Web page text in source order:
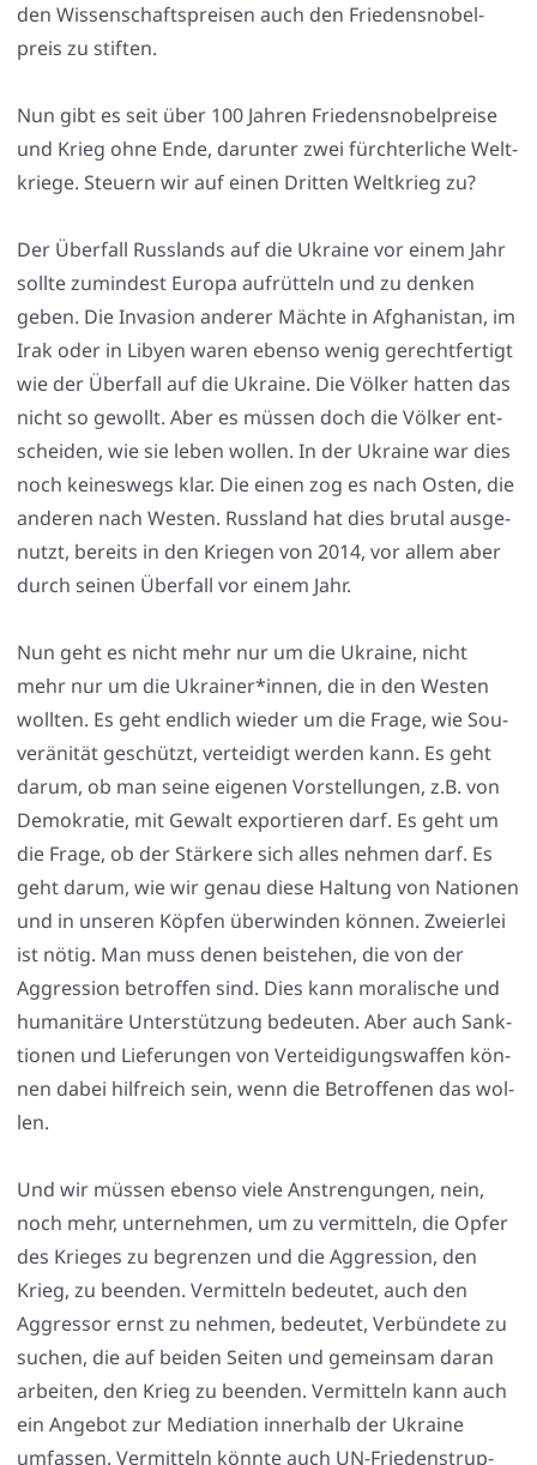
den Wis­sen­schafts­prei­sen auch den Frie­dens­no­bel­
preis zu stif­ten.
Nun gibt es seit über 100 Jah­ren Frie­dens­no­bel­prei­se
und Krieg ohne Ende, dar­un­ter zwei fürch­ter­li­che Welt­
krie­ge. Steu­ern wir auf einen Drit­ten Welt­krieg zu?
Der Über­fall Russ­lands auf die Ukrai­ne vor einem Jahr
soll­te zumin­dest Euro­pa auf­rüt­teln und zu den­ken
geben. Die Inva­si­on ande­rer Mäch­te in Afgha­ni­stan, im
Irak oder in Liby­en waren eben­so wenig gerecht­fer­tigt
wie der Über­fall auf die Ukrai­ne. Die Völ­ker hat­ten das
nicht so gewollt. Aber es müs­sen doch die Völ­ker ent­
schei­den, wie sie leben wol­len. In der Ukrai­ne war dies
noch kei­nes­wegs klar. Die einen zog es nach Osten, die
ande­ren nach Wes­ten. Russ­land hat dies bru­tal aus­ge­
nutzt, bereits in den Krie­gen von 2014, vor allem aber
durch sei­nen Über­fall vor einem Jahr.
Nun geht es nicht mehr nur um die Ukrai­ne, nicht
mehr nur um die Ukrainer*innen, die in den Wes­ten
woll­ten. Es geht end­lich wie­der um die Fra­ge, wie Sou­
ve­rä­ni­tät geschützt, ver­tei­digt wer­den kann. Es geht
dar­um, ob man sei­ne eige­nen Vor­stel­lun­gen, z.B. von
Demo­kra­tie, mit Gewalt expor­tie­ren darf. Es geht um
die Fra­ge, ob der Stär­ke­re sich alles neh­men darf. Es
geht dar­um, wie wir genau die­se Hal­tung von Natio­nen
und in unse­ren Köp­fen über­win­den kön­nen. Zwei­er­lei
ist nötig. Man muss denen bei­ste­hen, die von der
Aggres­si­on betrof­fen sind. Dies kann mora­li­sche und
huma­ni­tä­re Unter­stüt­zung bedeu­ten. Aber auch Sank­
tio­nen und Lie­fe­run­gen von Ver­tei­di­gungs­waf­fen kön­
nen dabei hilf­reich sein, wenn die Betrof­fe­nen das wol­
len.
Und wir müs­sen eben­so vie­le Anstren­gun­gen, nein,
noch mehr, unter­neh­men, um zu ver­mit­teln, die Opfer
des Krie­ges zu begren­zen und die Aggres­si­on, den
Krieg, zu been­den. Ver­mit­teln bedeu­tet, auch den
Aggres­sor ernst zu neh­men, bedeu­tet, Ver­bün­de­te zu
suchen, die auf bei­den Sei­ten und gemein­sam dar­an
arbei­ten, den Krieg zu been­den. Ver­mit­teln kann auch
ein Ange­bot zur Media­ti­on inner­halb der Ukrai­ne
umfas­sen. Ver­mit­teln könn­te auch UN-Frie­dens­trup­